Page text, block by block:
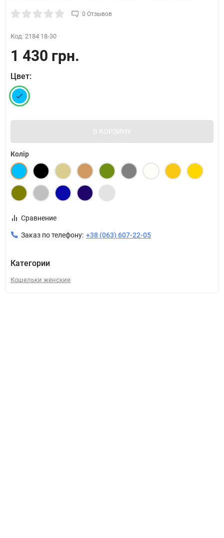
0 Отзывов
Код: 2184 18-30
1 430 грн.
Цвет:
В КОРЗИНУ
Колір
Сравнение
Заказ по телефону: +38 (063) 607-22-05
Категории
Кошельки женские